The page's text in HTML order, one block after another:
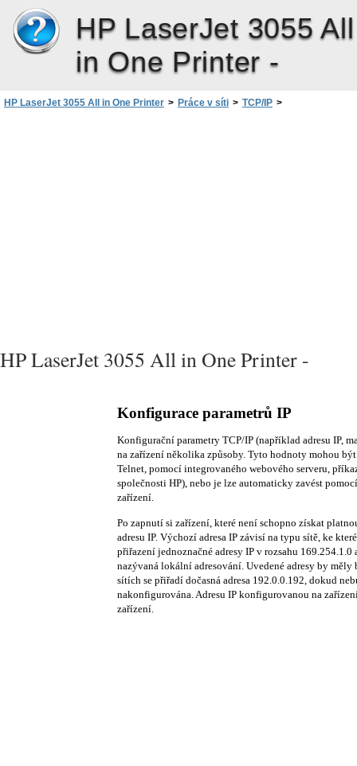
HP LaserJet 3055 All
in One Printer -
HP LaserJet 3055 All in One Printer > Práce v síti > TCP/IP >
HP LaserJet 3055 All in One Printer -
Konfigurace parametrů IP
Konfigurační parametry TCP/IP (například adresu IP,
na zařízení několika způsoby. Tyto hodnoty mohou
Telnet, pomocí integrovaného webového serveru,
společnosti HP), nebo je lze automaticky zavést
zařízení.
Po zapnutí si zařízení, které není schopno získat
adresu IP. Výchozí adresa IP závisí na typu sítě, ke
přiřazení jednoznačné adresy IP v rozsahu
nazývaná lokální adresování. Uvedené adresy by
sítích se přiřadí dočasná adresa 192.0.0.192, dokud
nakonfigurována. Adresu IP konfigurovanou na
zařízení.